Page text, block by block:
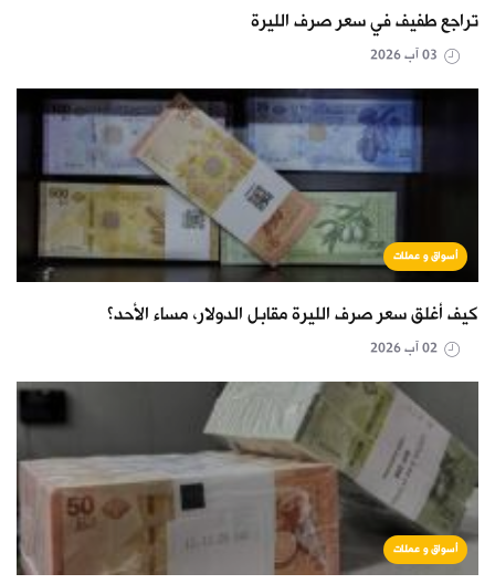
تراجع طفيف في سعر صرف الليرة
أسواق و عملات
كيف أغلق سعر صرف الليرة مقابل الدولار، مساء الأحد؟
أسواق و عملات